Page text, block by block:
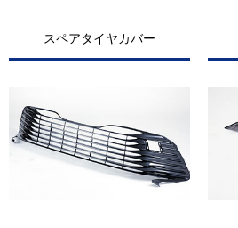
スペアタイヤカバー